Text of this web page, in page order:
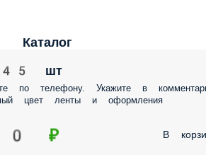
Каталог
45 шт
по телефону. Укажите в
цвет ленты и оформления
₽ В